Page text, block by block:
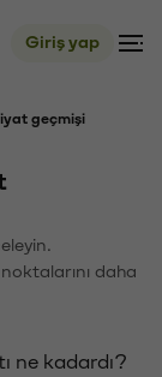
Giriş yap
geçmişi
daha
ne kadardı?